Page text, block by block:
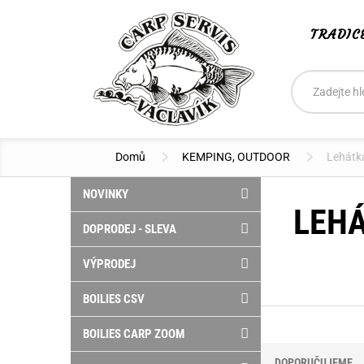
Vyhledávání
Hledat
Domů KEMPING, OUTDOOR
NOVINKY
DOPRODEJ - SLEVA
VÝPRODEJ
BOILIES CSV
BOILIES CARP ZOOM